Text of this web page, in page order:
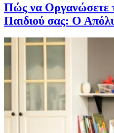
Πώς να Οργανώσετε
Παιδιού σας: Ο